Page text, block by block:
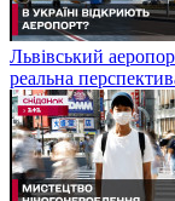
Львівський
реальна